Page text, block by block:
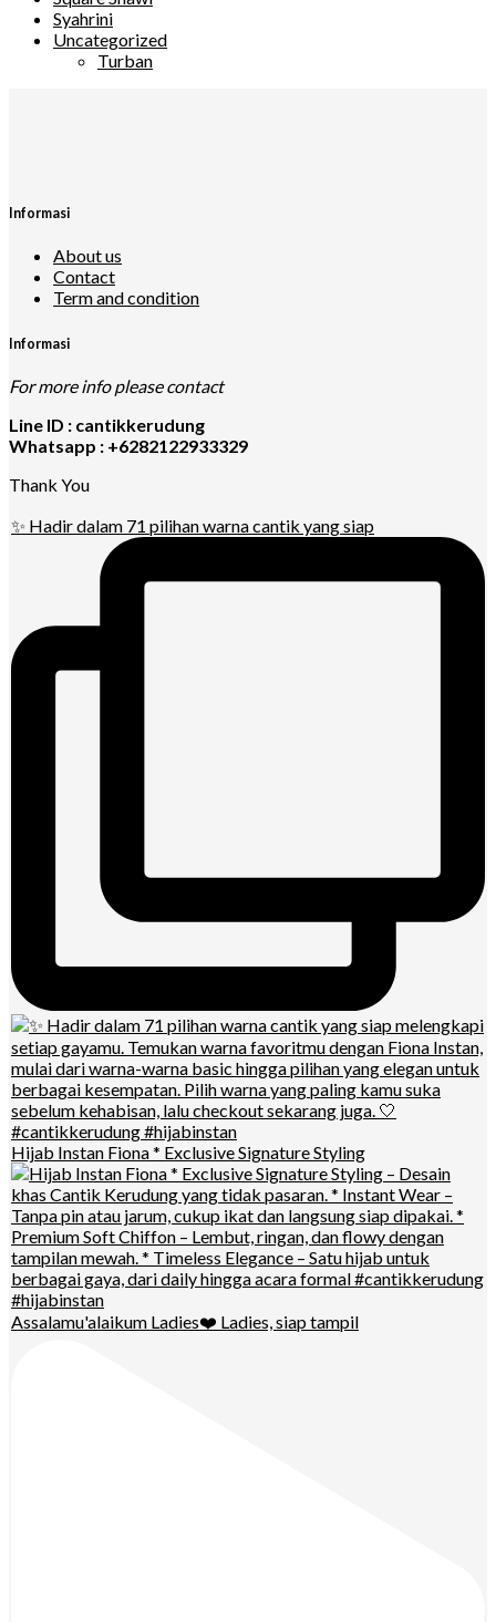
Syahrini
Uncategorized
Turban
Informasi
About us
Contact
Term and condition
Informasi
For more info please contact
Line ID : cantikkerudung
Whatsapp : +6282122933329
Thank You
✨ Hadir dalam 71 pilihan warna cantik yang siap
Hijab Instan Fiona * Exclusive Signature Styling
Assalamu'alaikum Ladies❤️ Ladies, siap tampil